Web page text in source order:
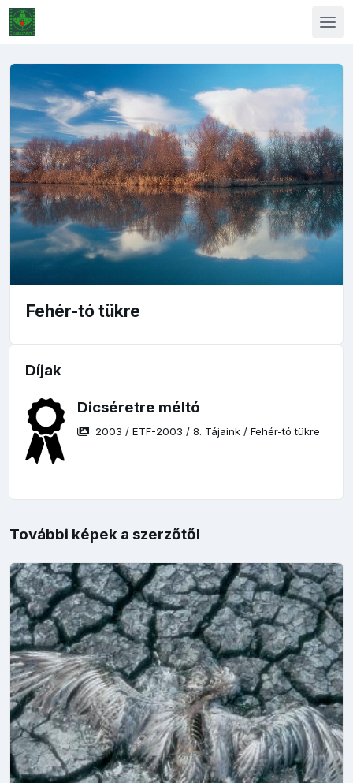
Fehér-tó tükre
Díjak
Dicséretre méltó
2003 /ETF-2003 /8. Tájaink /Fehér-tó tükre
További képek a szerzőtől